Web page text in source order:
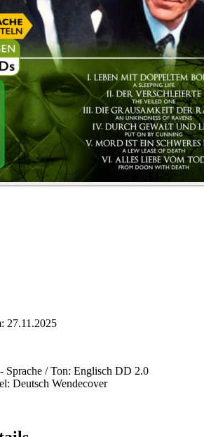
27.11.2025
Sprache / Ton: Englisch DD 2.0
Deutsch Wendecover